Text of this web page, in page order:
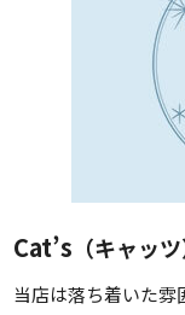
Cat’s （キャッツ
当店は落ち着いた雰